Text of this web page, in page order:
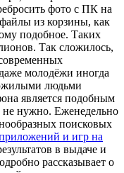
фото с ПК на
из корзины, как
подобное. Таких
Так сложилось,
молодёжи иногда
людьми
является подобным
нужно. Еженедельно
поисковых
и игр на
в выдаче и
рассказывает о